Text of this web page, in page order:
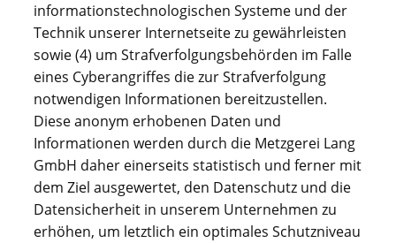
informationstechnologischen Systeme und der
Technik unserer Internetseite zu gewährleisten
sowie (4) um Strafverfolgungsbehörden im Falle
eines Cyberangriffes die zur Strafverfolgung
notwendigen Informationen bereitzustellen.
Diese anonym erhobenen Daten und
Informationen werden durch die Metzgerei Lang
GmbH daher einerseits statistisch und ferner mit
dem Ziel ausgewertet, den Datenschutz und die
Datensicherheit in unserem Unternehmen zu
erhöhen, um letztlich ein optimales Schutzniveau